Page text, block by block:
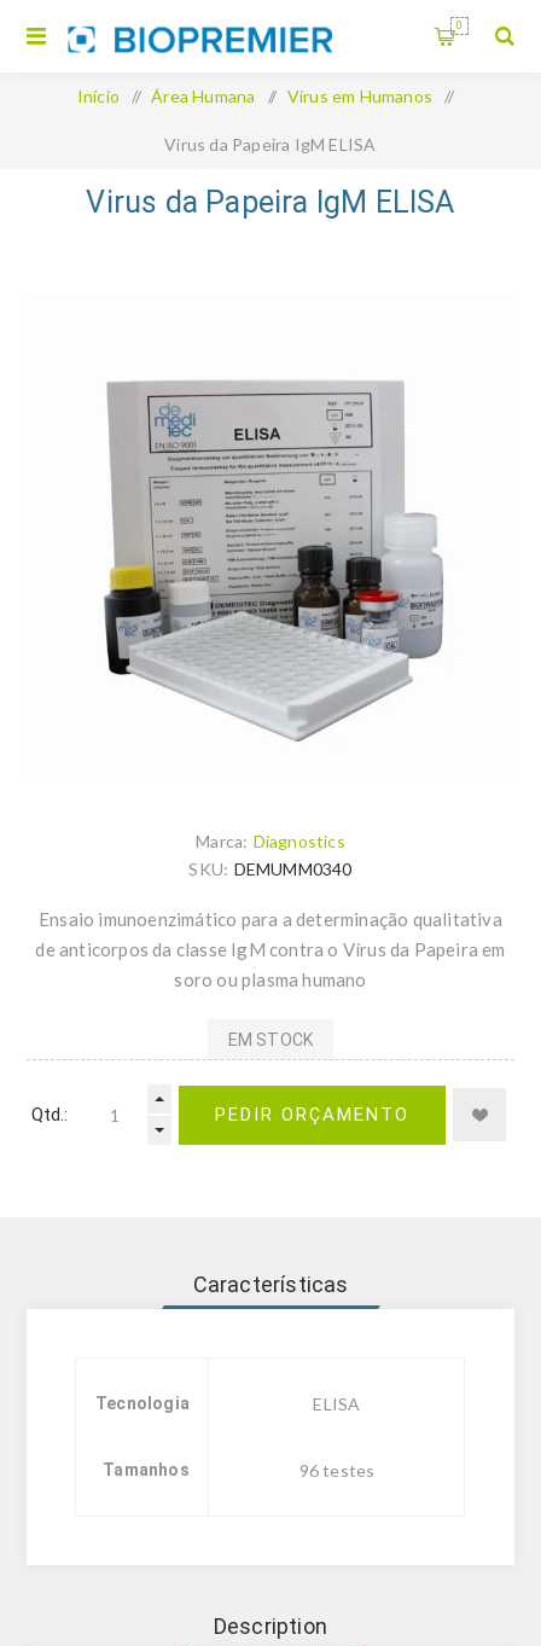
0
Início / Área Humana / Vírus em Humanos /
Virus da Papeira IgM ELISA
Virus da Papeira IgM ELISA
Marca: Diagnostics
SKU: DEMUMM0340
Ensaio imunoenzimático para a determinação qualitativa
de anticorpos da classe IgM contra o Vírus da Papeira em
soro ou plasma humano
EM STOCK
Qtd.: PEDIR ORÇAMENTO
Características
Tecnologia ELISA
Tamanhos 96 testes
Description